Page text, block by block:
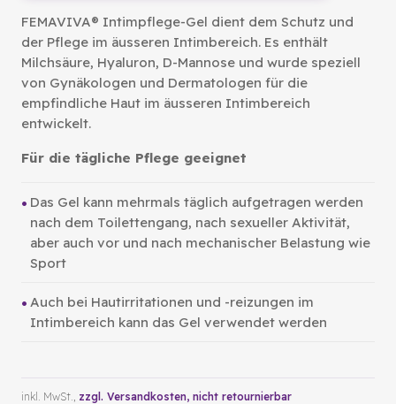
FEMAVIVA® Intimpflege-Gel dient dem Schutz und
der Pflege im äusseren Intimbereich. Es enthält
Milchsäure, Hyaluron, D-Mannose und wurde speziell
von Gynäkologen und Dermatologen für die
empfindliche Haut im äusseren Intimbereich
entwickelt.
Für die tägliche Pflege geeignet
Das Gel kann mehrmals täglich aufgetragen werden
nach dem Toilettengang, nach sexueller Aktivität,
aber auch vor und nach mechanischer Belastung wie
Sport
Auch bei Hautirritationen und -reizungen im
Intimbereich kann das Gel verwendet werden
inkl. MwSt., zzgl. Versandkosten, nicht retournierbar